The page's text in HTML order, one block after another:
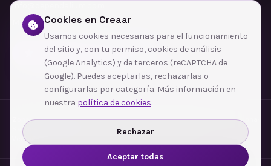
info@dependalium.com
Mataró (Barcelona)
Déjanos tu reseña en Google
Zonas de cobertura·Barcelona·L'Hospitalet de Llobregat·Terrassa·Badalona
Sabadell
Santa Coloma de Gramenet
Ver todas las zonas →
Cookies en Creaar
Usamos cookies necesarias para el funcionamiento
del sitio y, con tu permiso, cookies de análisis
(Google Analytics) y de terceros (reCAPTCHA de
Google). Puedes aceptarlas, rechazarlas o
configurarlas por categoría. Más información en
nuestra política de cookies.
Rechazar
Aceptar todas